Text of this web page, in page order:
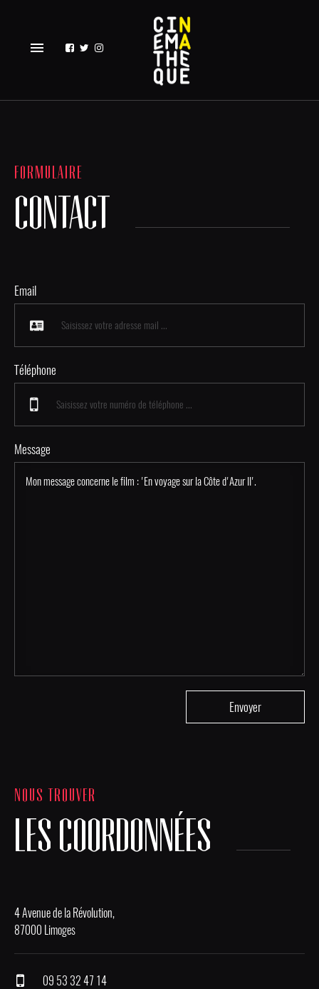
menu
FORMULAIRE
CONTACT
Email
Téléphone
Message
NOUS TROUVER
LES COORDONNÉES
4 Avenue de la Révolution,
87000 Limoges
09 53 32 47 14